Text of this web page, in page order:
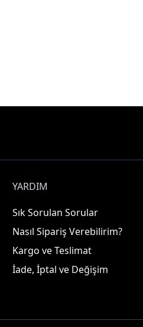
YARDIM
Sık Sorulan Sorular
Nasıl Sipariş Verebilirim?
Kargo ve Teslimat
İade, İptal ve Değişim